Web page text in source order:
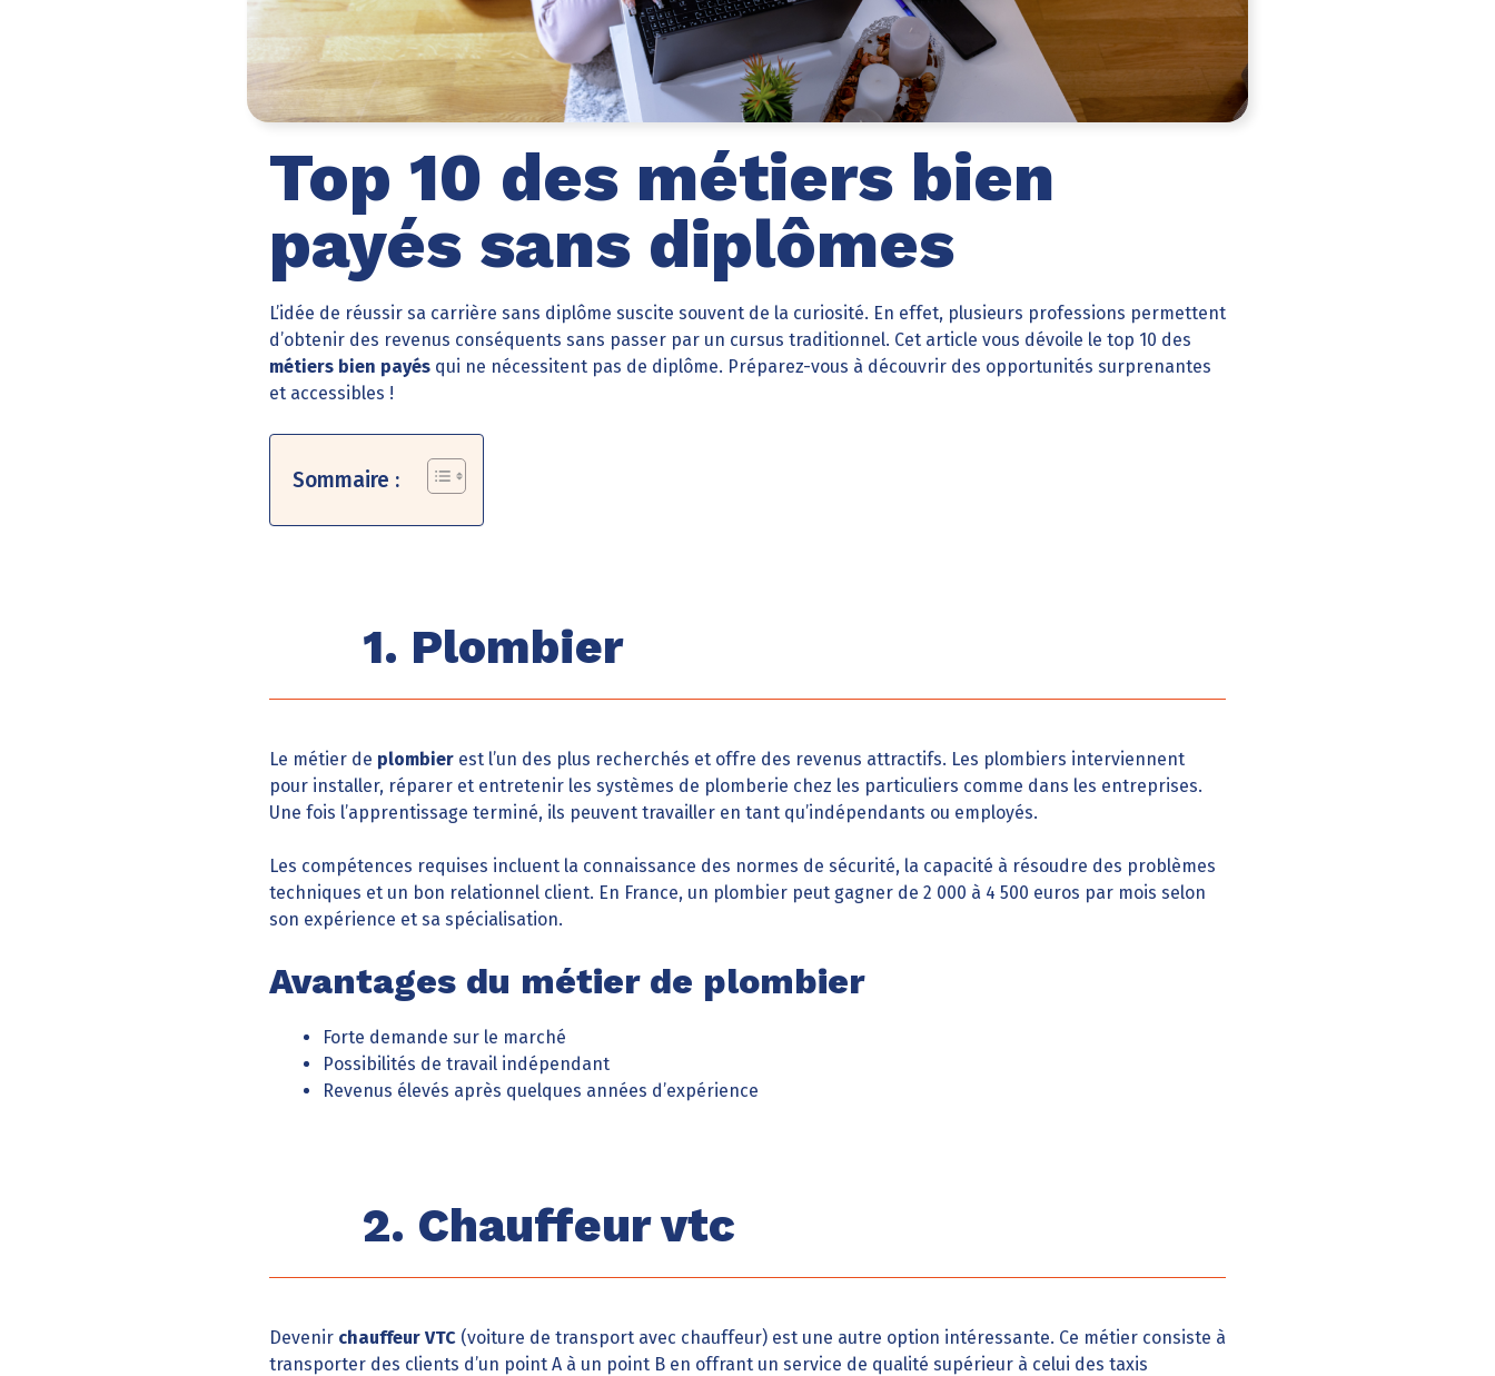
Top 10 des métiers bien
payés sans diplômes
L’idée de réussir sa carrière sans diplôme suscite souvent de la curiosité. En effet, plusieurs professions permettent
d’obtenir des revenus conséquents sans passer par un cursus traditionnel. Cet article vous dévoile le top 10 des
métiers bien payés qui ne nécessitent pas de diplôme. Préparez-vous à découvrir des opportunités surprenantes
et accessibles !
Sommaire :
1. Plombier
Le métier de plombier est l’un des plus recherchés et offre des revenus attractifs. Les plombiers interviennent
pour installer, réparer et entretenir les systèmes de plomberie chez les particuliers comme dans les entreprises.
Une fois l’apprentissage terminé, ils peuvent travailler en tant qu’indépendants ou employés.
Les compétences requises incluent la connaissance des normes de sécurité, la capacité à résoudre des problèmes
techniques et un bon relationnel client. En France, un plombier peut gagner de 2 000 à 4 500 euros par mois selon
son expérience et sa spécialisation.
Avantages du métier de plombier
Forte demande sur le marché
Possibilités de travail indépendant
Revenus élevés après quelques années d’expérience
2. Chauffeur vtc
Devenir chauffeur VTC (voiture de transport avec chauffeur) est une autre option intéressante. Ce métier consiste à
transporter des clients d’un point A à un point B en offrant un service de qualité supérieur à celui des taxis